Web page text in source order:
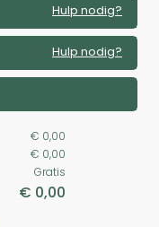
Hulp nodig?
Hulp nodig?
€ 0,00
€ 0,00
Gratis
€ 0,00